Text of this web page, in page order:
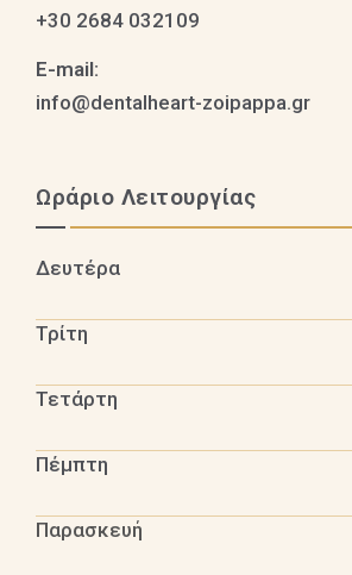
+30 2684 032109
E-mail:
info@dentalheart-zoipappa.gr
Ωράριο Λειτουργίας
Δευτέρα
Τρίτη
Τετάρτη
Πέμπτη
Παρασκευή